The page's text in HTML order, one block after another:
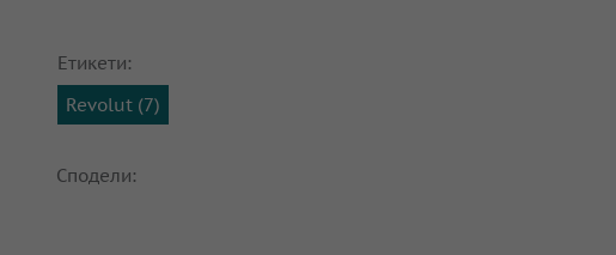
Етикети:
Revolut (7)
Сподели: